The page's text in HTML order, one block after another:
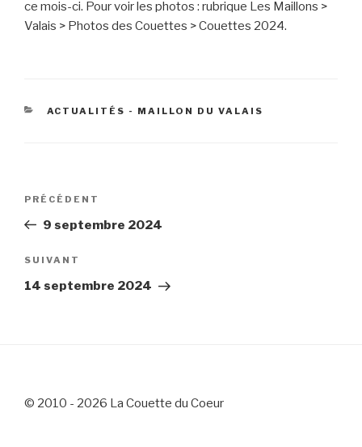
ce mois-ci. Pour voir les photos : rubrique Les Maillons >
Valais > Photos des Couettes > Couettes 2024.
CATÉGORIES
ACTUALITÉS - MAILLON DU VALAIS
Navigation
l’article
Article
précédent
PRÉCÉDENT
9 septembre 2024
Article
suivant
SUIVANT
14 septembre 2024
© 2010 - 2026 La Couette du Coeur